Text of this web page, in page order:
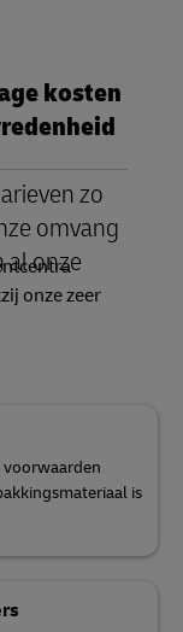
onze zeer
kosten
zo
omvang
al onze
is